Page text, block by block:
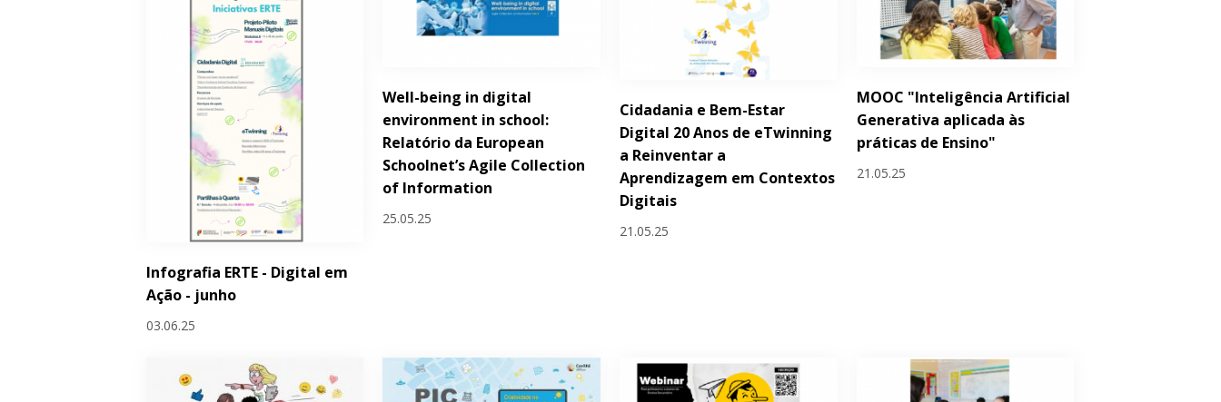
Infografia ERTE - Digital em
Ação - junho
03.06.25
Well-being in digital
environment in school:
Relatório da European
Schoolnet’s Agile Collection
of Information
25.05.25
Cidadania e Bem-Estar
Digital 20 Anos de eTwinning
a Reinventar a
Aprendizagem em Contextos
Digitais
21.05.25
MOOC "Inteligência Artificial
Generativa aplicada às
práticas de Ensino"
21.05.25